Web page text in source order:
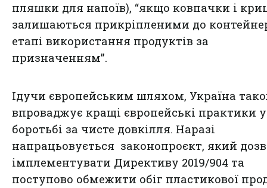
пляшки для напоїв), “якщо ковпачки і
залишаються прикріпленими до
етапі використання продуктів за
призначенням”.
Ідучи європейським шляхом, Україна
впроваджує кращі європейські практики у
боротьбі за чисте довкілля. Наразі
напрацьовується законопроєкт, який
імплементувати Директиву 2019/904 та
поступово обмежити обіг пластикової